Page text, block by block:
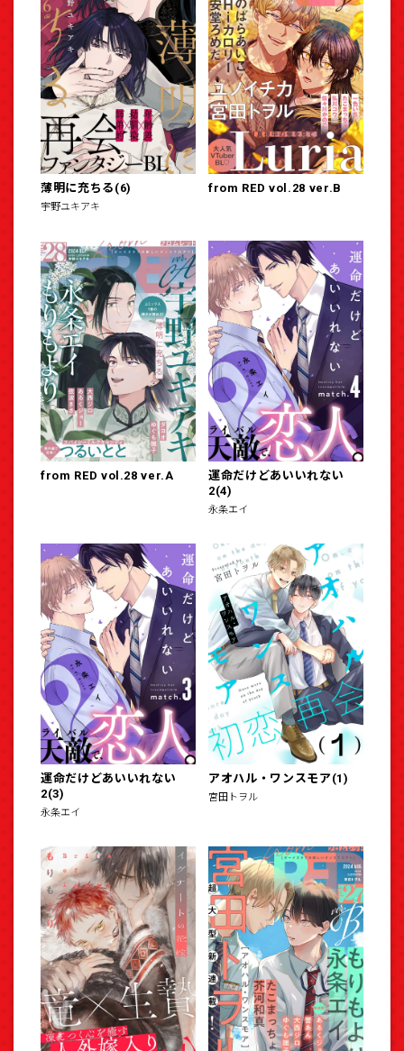
薄明に充ちる(6)
宇野ユキアキ
from RED vol.28 ver.B
from RED vol.28 ver.A
運命だけどあいいれない
2(4)
永条エイ
運命だけどあいいれない
2(3)
永条エイ
アオハル・ワンスモア(1)
宮田トヲル